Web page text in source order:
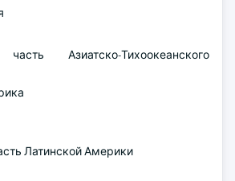
Азиатско-Тихоокеанского
Латинской Америки